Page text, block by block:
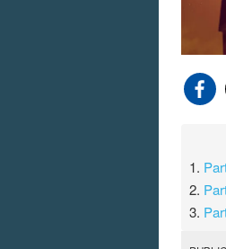
1.
2.
3.